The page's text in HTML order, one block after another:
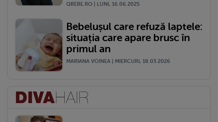
QBEBE.RO | LUNI, 16.06.2025
Bebelușul care refuză laptele:
situația care apare brusc în
primul an
MARIANA VOINEA | MIERCURI, 18.03.2026